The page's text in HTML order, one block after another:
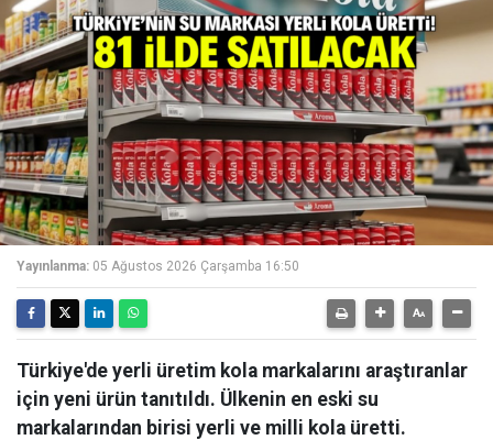
Yayınlanma: 05 Ağustos 2026 Çarşamba 16:50
Türkiye'de yerli üretim kola markalarını araştıranlar
için yeni ürün tanıtıldı. Ülkenin en eski su
markalarından birisi yerli ve milli kola üretti.